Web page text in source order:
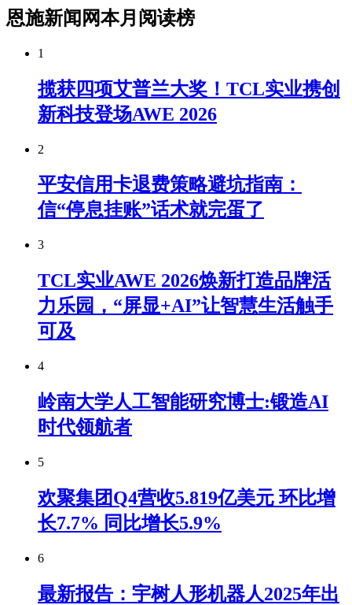
恩施新闻网本月阅读榜
1
揽获四项艾普兰大奖！TCL实业携创
新科技登场AWE 2026
2
平安信用卡退费策略避坑指南：
信“停息挂账”话术就完蛋了
3
TCL实业AWE 2026焕新打造品牌活
力乐园，“屏显+AI”让智慧生活触手
可及
4
岭南大学人工智能研究博士:锻造AI
时代领航者
5
欢聚集团Q4营收5.819亿美元 环比增
长7.7% 同比增长5.9%
6
最新报告：宇树人形机器人2025年出